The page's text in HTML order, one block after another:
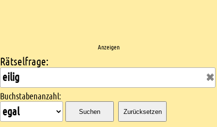
Anzeigen
Kreuzworträtsel suchen
Rätselfrage:
Buchstabenanzahl:
Suchen Zurücksetzen